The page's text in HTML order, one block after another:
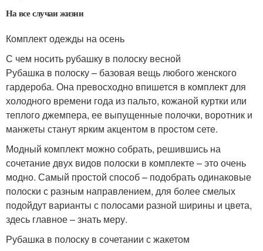
На все случаи жизни
Комплект одежды на осень
С чем носить рубашку в полоску весной
Рубашка в полоску – базовая вещь любого женского
гардероба. Она превосходно впишется в комплект для
холодного времени года из пальто, кожаной куртки или
теплого джемпера, ее выпущенные полочки, воротник и
манжеты станут ярким акцентом в простом сете.
Модный комплект можно собрать, решившись на
сочетание двух видов полоски в комплекте – это очень
модно. Самый простой способ – подобрать одинаковые
полоски с разным направлением, для более смелых
подойдут варианты с полосами разной ширины и цвета,
здесь главное – знать меру.
Рубашка в полоску в сочетании с жакетом